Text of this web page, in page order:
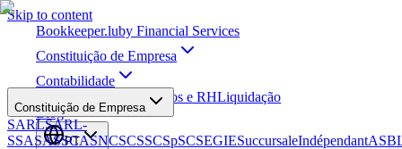
Skip to content
Bookkeeper.luby Financial Services
Constituição de Empresa
Contabilidade
Salários e RHLiquidação
Blog
PT
Constituição de Empresa
SARLSARL-
SSASASSCASNCSCSSCSpSCSEGIESuccursaleIndépendant